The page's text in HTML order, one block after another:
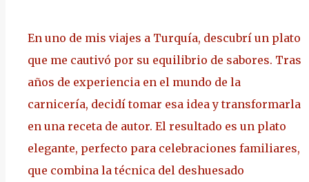
En uno de mis viajes a Turquía, descubrí un plato
que me cautivó por su equilibrio de sabores. Tras
años de experiencia en el mundo de la
carnicería, decidí tomar esa idea y transformarla
en una receta de autor. El resultado es un plato
elegante, perfecto para celebraciones familiares,
que combina la técnica del deshuesado